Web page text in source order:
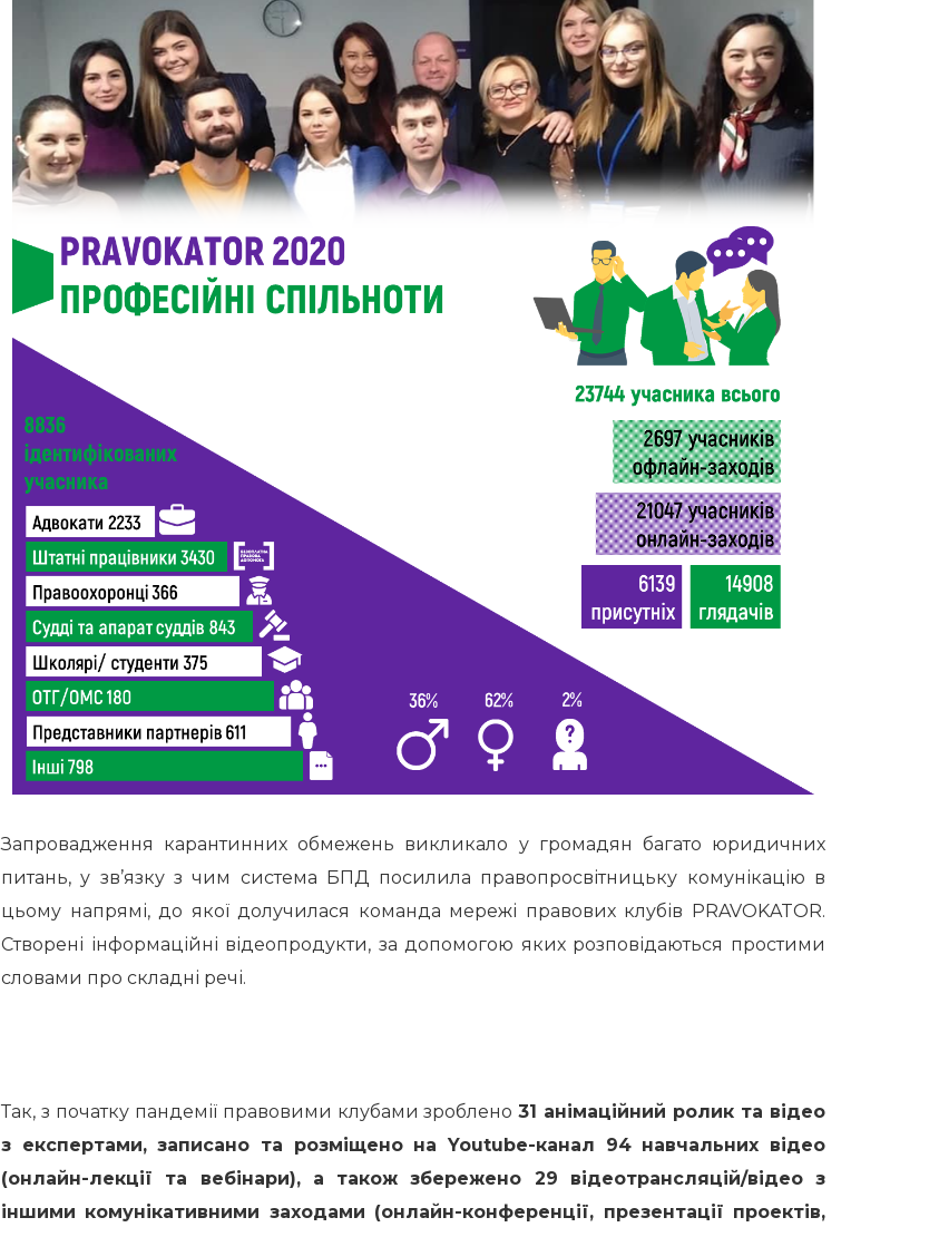
Запровадження карантинних обмежень викликало у громадян багато юридичних
питань, у зв’язку з чим система БПД посилила правопросвітницьку комунікацію в
цьому напрямі, до якої долучилася команда мережі правових клубів PRAVOKATOR.
Створені інформаційні відеопродукти, за допомогою яких розповідаються простими
словами про складні речі.
Так, з початку пандемії правовими клубами зроблено31 анімаційний ролик та відео
з експертами, записано та розміщено на Youtube-канал 94 навчальних відео
(онлайн-лекції та вебінари), а також збережено 29 відеотрансляцій/відео з
іншими комунікативними заходами (онлайн-конференції, презентації проектів,